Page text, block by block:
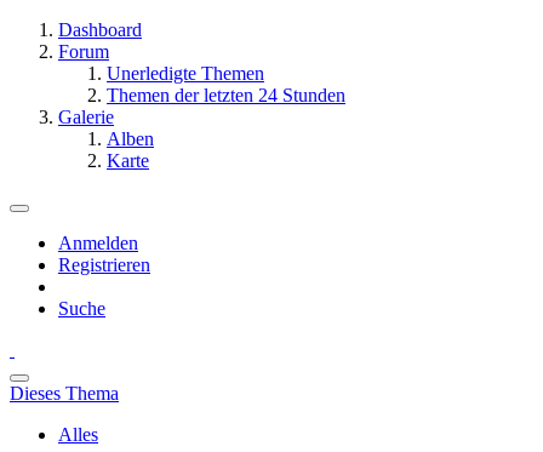
Dashboard
Forum
Unerledigte Themen
Themen der letzten 24 Stunden
Galerie
Alben
Karte
Anmelden
Registrieren
Suche
Dieses Thema
Alles